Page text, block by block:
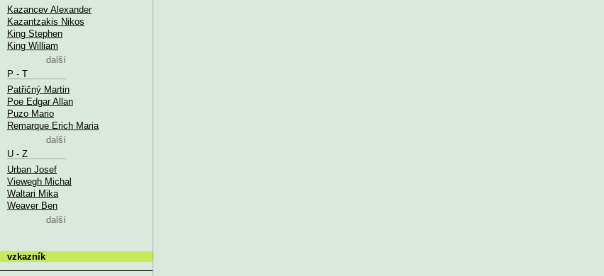
Kazancev Alexander
Kazantzakis Nikos
King Stephen
King William
další
P - T
Patřičný Martin
Poe Edgar Allan
Puzo Mario
Remarque Erich Maria
další
U - Z
Urban Josef
Viewegh Michal
Waltari Mika
Weaver Ben
další
vzkazník